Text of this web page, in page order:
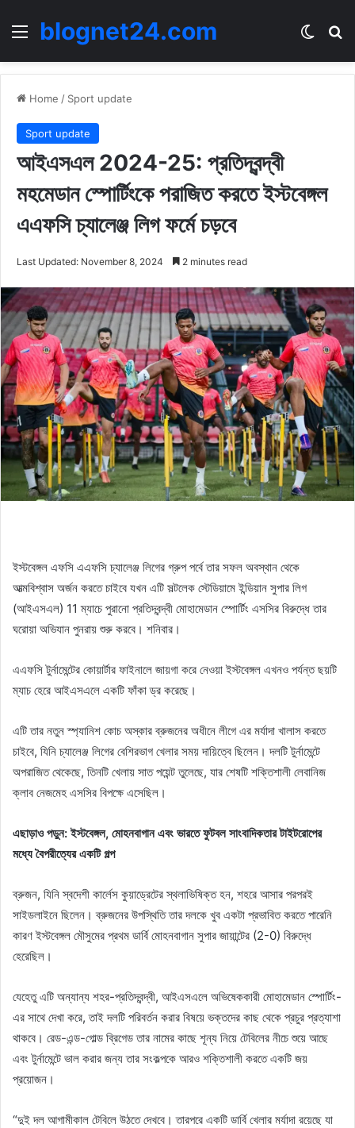
Menublognet24.com
Home / Sport update
Sport update
আইএসএল 2024-25: প্রতিদ্বন্দ্বী
মহমেডান স্পোর্টিংকে পরাজিত করতে ইস্টবেঙ্গল
এএফসি চ্যালেঞ্জ লিগ ফর্মে চড়বে
Last Updated: November 8, 2024 2 minutes read
ইস্টবেঙ্গল এফসি এএফসি চ্যালেঞ্জ লিগের গ্রুপ পর্বে তার সফল অবস্থান থেকে
আত্মবিশ্বাস অর্জন করতে চাইবে যখন এটি সল্টলেক স্টেডিয়ামে ইন্ডিয়ান সুপার লিগ
(আইএসএল) 11 ম্যাচে পুরানো প্রতিদ্বন্দ্বী মোহামেডান স্পোর্টিং এসসির বিরুদ্ধে তার
ঘরোয়া অভিযান পুনরায় শুরু করবে। শনিবার।
এএফসি টুর্নামেন্টের কোয়ার্টার ফাইনালে জায়গা করে নেওয়া ইস্টবেঙ্গল এখনও পর্যন্ত ছয়টি
ম্যাচ হেরে আইএসএলে একটি ফাঁকা ড্র করেছে।
এটি তার নতুন স্প্যানিশ কোচ অস্কার ব্রুজনের অধীনে লীগে এর মর্যাদা খালাস করতে
চাইবে, যিনি চ্যালেঞ্জ লিগের বেশিরভাগ খেলার সময় দায়িত্বে ছিলেন। দলটি টুর্নামেন্টে
অপরাজিত থেকেছে, তিনটি খেলায় সাত পয়েন্ট তুলেছে, যার শেষটি শক্তিশালী লেবানিজ
ক্লাব নেজমেহ এসসির বিপক্ষে এসেছিল।
এছাড়াও পড়ুন: ইস্টবেঙ্গল, মোহনবাগান এবং ভারতে ফুটবল সাংবাদিকতার টাইটরোপের
মধ্যে বৈপরীত্যের একটি গল্প
ব্রুজন, যিনি স্বদেশী কার্লেস কুয়াড্রেটের স্থলাভিষিক্ত হন, শহরে আসার পরপরই
সাইডলাইনে ছিলেন। ব্রুজনের উপস্থিতি তার দলকে খুব একটা প্রভাবিত করতে পারেনি
কারণ ইস্টবেঙ্গল মৌসুমের প্রথম ডার্বি মোহনবাগান সুপার জায়ান্টের (2-0) বিরুদ্ধে
হেরেছিল।
যেহেতু এটি অন্যান্য শহর-প্রতিদ্বন্দ্বী, আইএসএলে অভিষেককারী মোহামেডান স্পোর্টিং-
এর সাথে দেখা করে, তাই দলটি পরিবর্তন করার বিষয়ে ভক্তদের কাছ থেকে প্রচুর প্রত্যাশা
থাকবে। রেড-এন্ড-গোল্ড ব্রিগেড তার নামের কাছে শূন্য নিয়ে টেবিলের নীচে শুয়ে আছে
এবং টুর্নামেন্টে ভাল করার জন্য তার সংকল্পকে আরও শক্তিশালী করতে একটি জয়
প্রয়োজন।
“দুই দল আগামীকাল টেবিলে উঠতে দেখবে। তারপরে একটি ডার্বি খেলার মর্যাদা রয়েছে যা